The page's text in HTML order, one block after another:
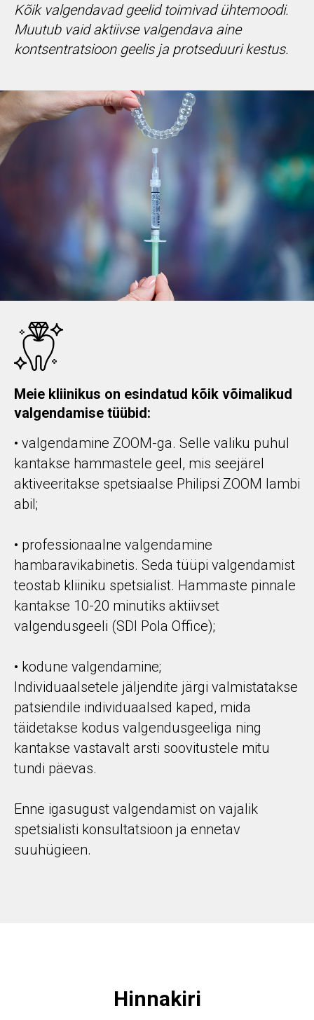
Kõik valgendavad geelid toimivad ühtemoodi.
Muutub vaid aktiivse valgendava aine
kontsentratsioon geelis ja protseduuri kestus.
Meie kliinikus on esindatud kõik võimalikud
valgendamise tüübid:
• valgendamine ZOOM-ga. Selle valiku puhul
kantakse hammastele geel, mis seejärel
aktiveeritakse spetsiaalse Philipsi ZOOM lambi
abil;
• professionaalne valgendamine
hambaravikabinetis. Seda tüüpi valgendamist
teostab kliiniku spetsialist. Hammaste pinnale
kantakse 10-20 minutiks aktiivset
valgendusgeeli (SDI Pola Office);
• kodune valgendamine;
Individuaalsetele jäljendite järgi valmistatakse
patsiendile individuaalsed kaped, mida
täidetakse kodus valgendusgeeliga ning
kantakse vastavalt arsti soovitustele mitu
tundi päevas.
Enne igasugust valgendamist on vajalik
spetsialisti konsultatsioon ja ennetav
suuhügieen.
Hinnakiri